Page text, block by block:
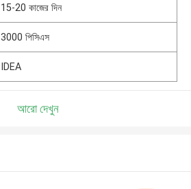
15-20 কাজের দিন
3000 পিসিএস
IDEA
আরো দেখুন